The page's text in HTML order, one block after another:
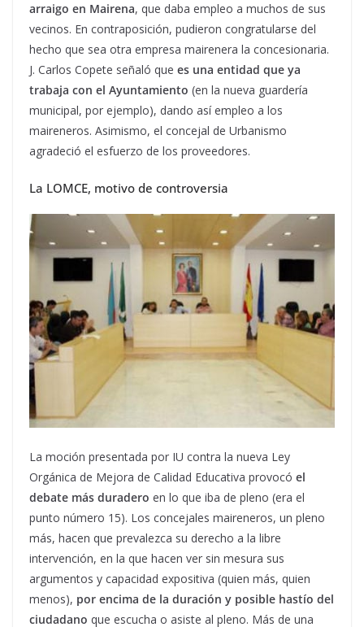
arraigo en Mairena, que daba empleo a muchos de sus
vecinos. En contraposición, pudieron congratularse del
hecho que sea otra empresa mairenera la concesionaria.
J. Carlos Copete señaló que es una entidad que ya
trabaja con el Ayuntamiento (en la nueva guardería
municipal, por ejemplo), dando así empleo a los
maireneros. Asimismo, el concejal de Urbanismo
agradeció el esfuerzo de los proveedores.
La LOMCE, motivo de controversia
La moción presentada por IU contra la nueva Ley
Orgánica de Mejora de Calidad Educativa provocó el
debate más duradero en lo que iba de pleno (era el
punto número 15). Los concejales maireneros, un pleno
más, hacen que prevalezca su derecho a la libre
intervención, en la que hacen ver sin mesura sus
argumentos y capacidad expositiva (quien más, quien
menos), por encima de la duración y posible hastío del
ciudadano que escucha o asiste al pleno. Más de una